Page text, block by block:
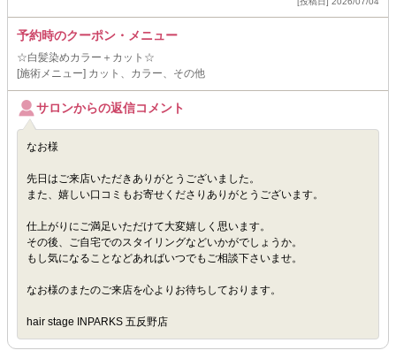
予約時のクーポン・メニュー
☆白髪染めカラー＋カット☆
[施術メニュー] カット、カラー、その他
サロンからの返信コメント
なお様
先日はご来店いただきありがとうございました。
また、嬉しい口コミもお寄せくださりありがとうございます。
仕上がりにご満足いただけて大変嬉しく思います。
その後、ご自宅でのスタイリングなどいかがでしょうか。
もし気になることなどあればいつでもご相談下さいませ。
なお様のまたのご来店を心よりお待ちしております。
hair stage INPARKS 五反野店